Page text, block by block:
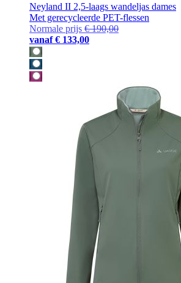
Neyland II 2,5-laags wandeljas dames
Met gerecycleerde PET-flessen
Normale prijs € 190,00
vanaf € 133,00